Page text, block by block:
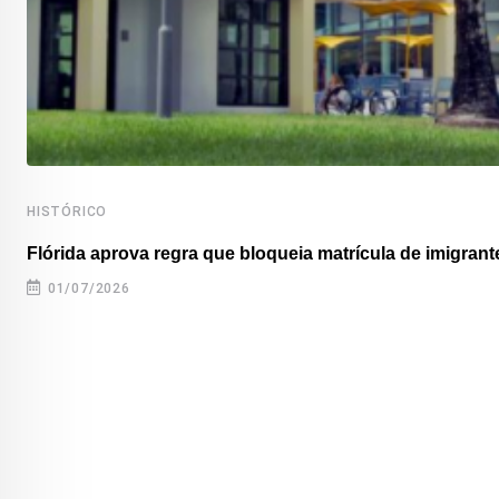
HISTÓRICO
Flórida aprova regra que bloqueia matrícula de
01/07/2026